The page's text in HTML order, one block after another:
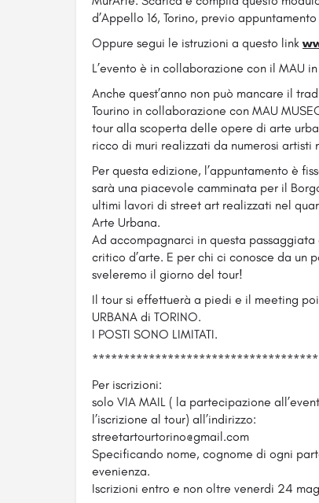
d’Appello 16, Torino, previo appuntamento
Oppure segui le istruzioni a questo link
L’evento è in collaborazione con il MAU
Anche quest’anno non può mancare il
Tourino in collaborazione con MAU
tour alla scoperta delle opere di arte
ricco di muri realizzati da numerosi artisti
Per questa edizione, l’appuntamento è
sarà una piacevole camminata per il
ultimi lavori di street art realizzati nel
Arte Urbana.
Ad accompagnarci in questa
critico d’arte. E per chi ci conosce da un
sveleremo il giorno del tour!
Il tour si effettuerà a piedi e il meeting
URBANA di TORINO.
I POSTI SONO LIMITATI.
Per iscrizioni:
solo VIA MAIL ( la partecipazione
l’iscrizione al tour) all’indirizzo:
streetartourtorino@gmail.com
Specificando nome, cognome di ogni
evenienza.
Iscrizioni entro e non oltre venerdi 24